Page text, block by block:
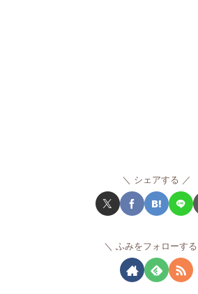
シェアする
ふみをフォローする